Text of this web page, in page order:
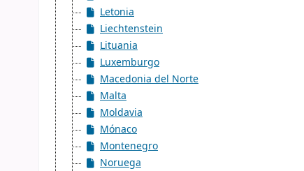
Letonia
Liechtenstein
Lituania
Luxemburgo
Macedonia del Norte
Malta
Moldavia
Mónaco
Montenegro
Noruega